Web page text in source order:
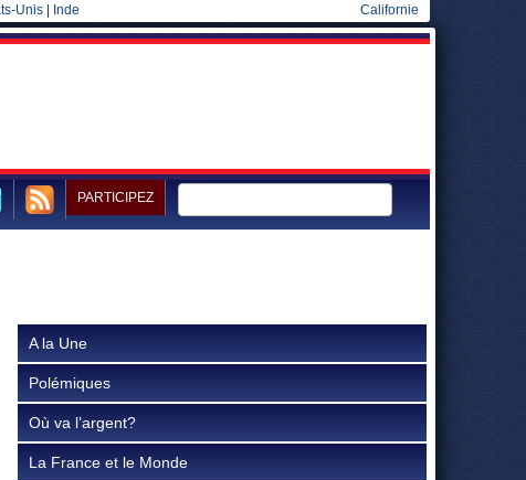
Unis Inde Californie
PARTICIPEZ
A la Une
Polémiques
Où va l’argent?
La France et le Monde